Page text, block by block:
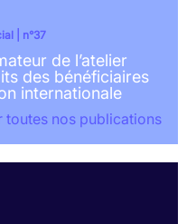
| n°37
de l’atelier
des bénéficiaires
internationale
toutes nos publications